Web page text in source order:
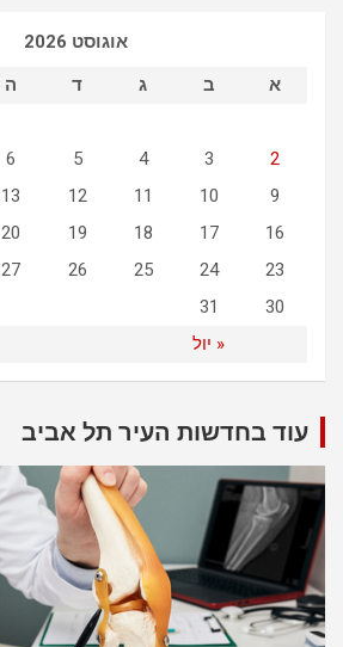
אוגוסט 2026
א
ב ג ד ה
« יול
2
3
4
5
6
9
10
11
12
13
16
17
18
19
20
23
24
25
26
27
30
31
עוד בחדשות העיר תל אביב